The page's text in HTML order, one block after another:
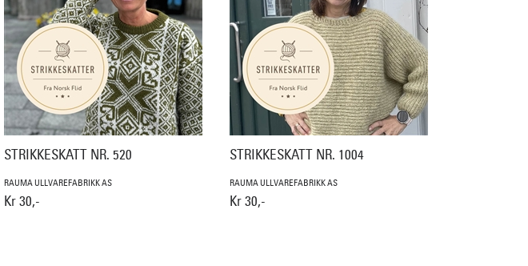
STRIKKESKATT NR. 520
RAUMA ULLVAREFABRIKK AS
Kr 30,-
STRIKKESKATT NR. 1004
RAUMA ULLVAREFABRIKK AS
Kr 30,-